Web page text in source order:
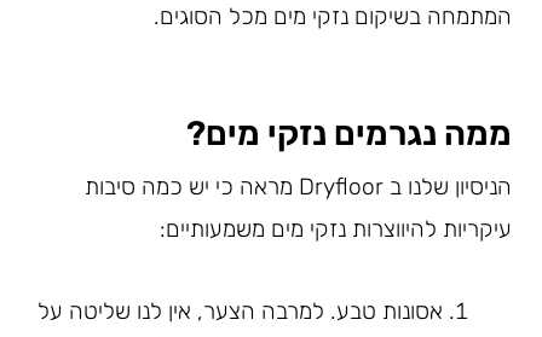
המתמחה בשיקום נזקי מים מכל הסוגים.
ממה נגרמים נזקי מים?
הניסיון שלנו ב Dryfloor מראה כי יש כמה סיבות
עיקריות להיווצרות נזקי מים משמעותיים:
אסונות טבע. למרבה הצער, אין לנו שליטה על